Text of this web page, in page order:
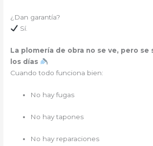
¿Dan garantía?
Sí.
La plomería de obra no se ve, pero
los días
Cuando todo funciona bien:
No hay fugas
No hay tapones
No hay reparaciones